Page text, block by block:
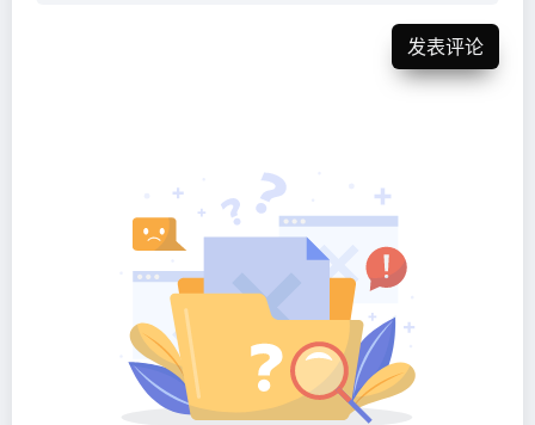
发表评论